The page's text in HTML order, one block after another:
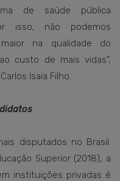
de saúde pública
isso, não podemos
na qualidade do
custo de mais vidas”,
Isaia Filho.
disputados no Brasil.
Superior (2018), a
instituições privadas é